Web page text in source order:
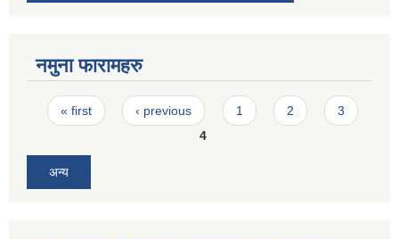
नमुना फारामहरु
Pages
« first ‹ previous 1 2
3
4
अन्य